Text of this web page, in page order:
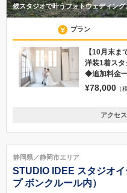
候スタジオで叶うフォトウェディン
プラン
【10月末ま
洋装1着ス
◆追加料金
¥78,000 （
静岡県浜松市中央区板屋町104-1
0120-87-1487
アクセ
静岡県／静岡市エリア
STUDIO IDEE スタジオ
プ ボンクルール内）